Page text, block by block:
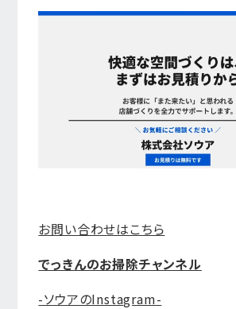
お問い合わせはこちら
でっきんのお掃除チャンネル
-ソウアのInstagram-